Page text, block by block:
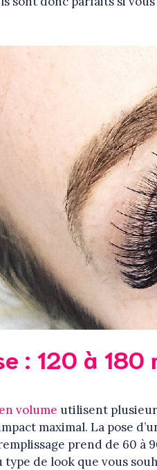
: 120 à 180
volume utilisent
maximal. La pose
prend de 60
de look que vous